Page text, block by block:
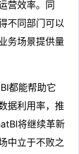
营效率。同
不同部门可以
务场景提供量
都能帮助它
据利用率，推
将继续革新
中立于不败之